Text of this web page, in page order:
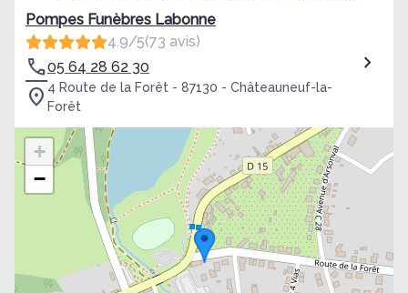
Pompes Funèbres Labonne
4.9/5(73 avis)
05 64 28 62 30
4 Route de la Forêt - 87130 - Châteauneuf-la-
Forêt
+
−